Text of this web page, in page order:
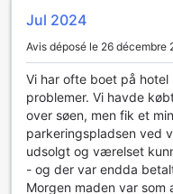
gratuite dans toutes les
espaces publics. Cela
tout moment, que ce
pour partager vos
commodité, un
disponible sur place,
essentiels et de
soucier de manquer de
Les Installations de
Jul 2024
Avis déposé le 26 décembre
Vi har ofte boet på
problemer. Vi havde
over søen, men fik et
parkeringspladsen ved
udsolgt og værelset
- og der var endda
Morgen maden var som